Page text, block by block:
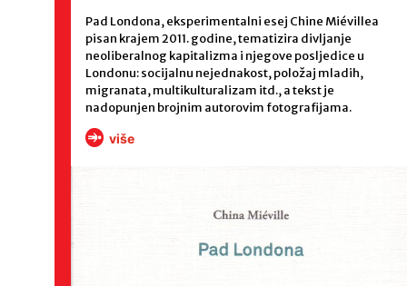
Pad Londona, eksperimentalni esej Chine Miévillea
pisan krajem 2011. godine, tematizira divljanje
neoliberalnog kapitalizma i njegove posljedice u
Londonu: socijalnu nejednakost, položaj mladih,
migranata, multikulturalizam itd., a tekst je
nadopunjen brojnim autorovim fotografijama.
više